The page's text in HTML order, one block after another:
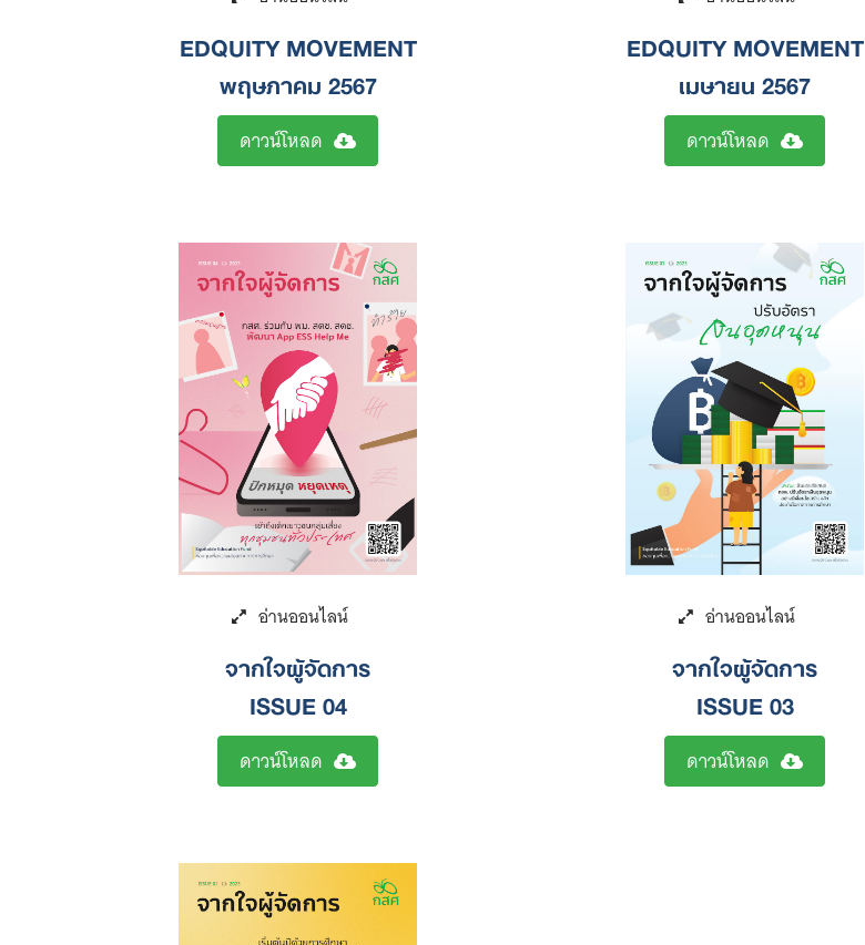
EDQUITY MOVEMENT
พฤษภาคม 2567
ดาวน์โหลด
EDQUITY MOVEMENT
เมษายน 2567
ดาวน์โหลด
จากใจผู้จัดการ
ISSUE 04
ดาวน์โหลด
จากใจผู้จัดการ
ISSUE 03
ดาวน์โหลด